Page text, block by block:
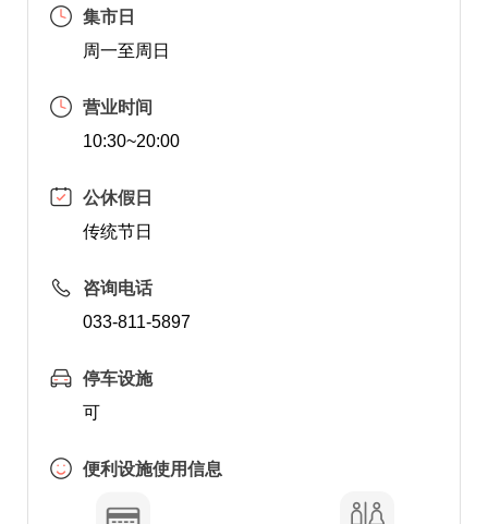
集市日
周一至周日
营业时间
10:30~20:00
公休假日
传统节日
咨询电话
033-811-5897
停车设施
可
便利设施使用信息